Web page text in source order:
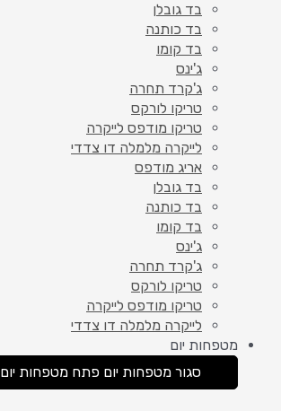
בד גובלן
בד כותנה
בד קומו
ג'ינס
ג'קרד תחרה
טריקו לורקס
טריקו מודפס לייקרה
לייקרה מלמלה דו צדדי
אריג מודפס
בד גובלן
בד כותנה
בד קומו
ג'ינס
ג'קרד תחרה
טריקו לורקס
טריקו מודפס לייקרה
לייקרה מלמלה דו צדדי
מטפחות יום
סגור מטפחות יום פתח מטפחות יום